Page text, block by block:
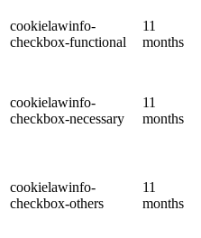
cookielawinfo-
checkbox-functional
11
months
cookielawinfo-
checkbox-necessary
11
months
cookielawinfo-
checkbox-others
11
months